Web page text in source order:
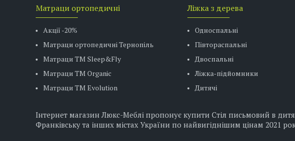
Матраци ортопедичні
Акції -20%
Матраци ортопедичні Тернопіль
Матраци ТМ Sleep&Fly
Матраци TM Organic
Матраци ТМ Evolution
Ліжка з дерева
Односпальні
Півтораспальні
Двоспальні
Ліжка-підйомники
Дитячі
Інтернет магазин Люкс-Меблі пропонує купити Стіл письмовий в
Франківську та інших містах України по найвигіднішим цінам 2021